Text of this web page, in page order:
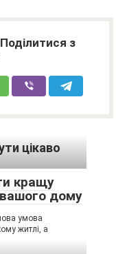
з
цікаво
кращу
дому
умова
житлі, а